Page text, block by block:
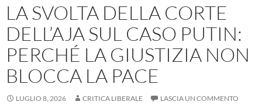
LA SVOLTA DELLA CORTE
DELL’AJA SUL CASO PUTIN:
PERCHÉ LA GIUSTIZIA NON
BLOCCA LA PACE
LUGLIO 8, 2026 CRITICA LIBERALE LASCIA UN COMMENTO